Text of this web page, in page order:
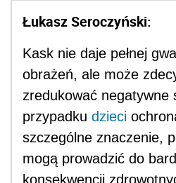
Łukasz Seroczyński:
Kask nie daje pełnej
obrażeń, ale może
zredukować negatywne
przypadku dzieci
szczególne znaczenie,
mogą prowadzić do
konsekwencji